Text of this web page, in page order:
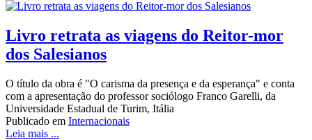
Livro retrata as viagens do Reitor-mor
dos Salesianos
O título da obra é "O carisma da presença e da esperança" e conta
com a apresentação do professor sociólogo Franco Garelli, da
Universidade Estadual de Turim, Itália
Publicado em Internacionais
Leia mais ...